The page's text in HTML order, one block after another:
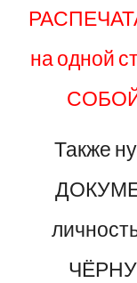
на одной
Также